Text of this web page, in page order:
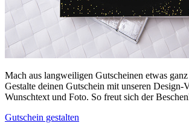
Mach aus langweiligen Gutscheinen etwas ganz
Gestalte deinen Gutschein mit unseren Design-
Wunschtext und Foto. So freut sich der
Gutschein gestalten